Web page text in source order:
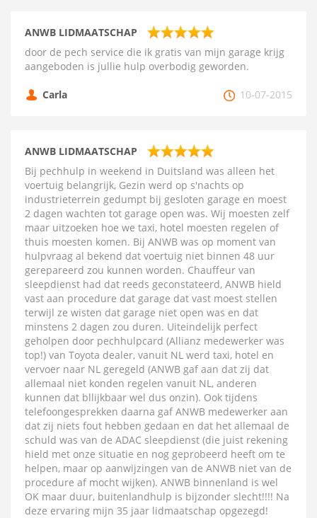
ANWB LIDMAATSCHAP
door de pech service die ik gratis van mijn garage krijg
aangeboden is jullie hulp overbodig geworden.
Carla 10-07-2015
ANWB LIDMAATSCHAP
Bij pechhulp in weekend in Duitsland was alleen het
voertuig belangrijk, Gezin werd op s'nachts op
industrieterrein gedumpt bij gesloten garage en moest
2 dagen wachten tot garage open was. Wij moesten zelf
maar uitzoeken hoe we taxi, hotel moesten regelen of
thuis moesten komen. Bij ANWB was op moment van
hulpvraag al bekend dat voertuig niet binnen 48 uur
gerepareerd zou kunnen worden. Chauffeur van
sleepdienst had dat reeds geconstateerd, ANWB hield
vast aan procedure dat garage dat vast moest stellen
terwijl ze wisten dat garage niet open was en dat
minstens 2 dagen zou duren. Uiteindelijk perfect
geholpen door pechhulpcard (Allianz medewerker was
top!) van Toyota dealer, vanuit NL werd taxi, hotel en
vervoer naar NL geregeld (ANWB gaf aan dat zij dat
allemaal niet konden regelen vanuit NL, anderen
kunnen dat bllijkbaar wel dus onzin). Ook tijdens
telefoongesprekken daarna gaf ANWB medewerker aan
dat zij niets fout hebben gedaan en dat het allemaal de
schuld was van de ADAC sleepdienst (die juist rekening
hield met onze situatie en nog geprobeerd heeft om te
helpen, maar op aanwijzingen van de ANWB niet van de
procedure af mocht wijken). ANWB binnenland is wel
OK maar duur, buitenlandhulp is bijzonder slecht!!!! Na
deze ervaring mijn 35 jaar lidmaatschap opgezegd!